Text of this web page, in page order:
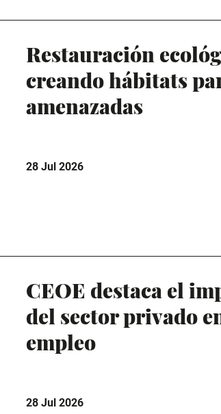
Restauración
creando hábitats
amenazadas
28 Jul 2026
CEOE destaca el
del sector privado
empleo
28 Jul 2026